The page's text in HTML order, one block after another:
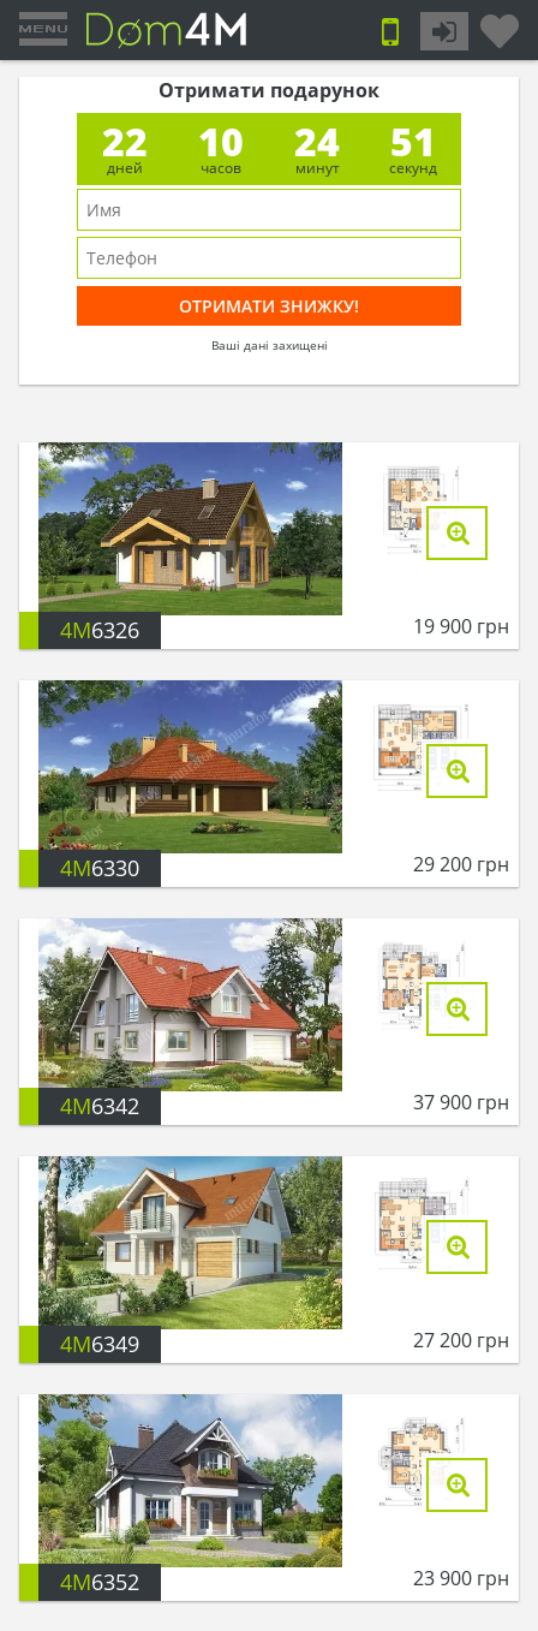
Отримати подарунок
22
дней
10
часов
24
минут
50
секунд
Ваші дані захищені
4M6326 19 900 грн
4M6330 29 200 грн
4M6342 37 900 грн
4M6349 27 200 грн
4M6352 23 900 грн